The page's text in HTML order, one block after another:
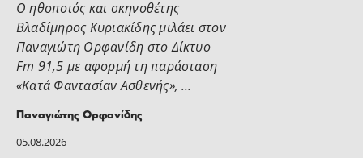
05.08.2026
Ο ηθοποιός και σκηνοθέτης
Βλαδίμηρος Κυριακίδης μιλάει στoν
Παναγιώτη Ορφανίδη στο Δίκτυο
Fm 91,5 με αφορμή τη παράσταση
«Κατά Φαντασίαν Ασθενής», …
Παναγιώτης Ορφανίδης